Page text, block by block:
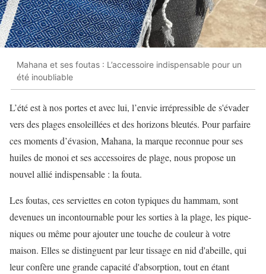
Mahana et ses foutas : L’accessoire indispensable pour un
été inoubliable
L’été est à nos portes et avec lui, l’envie irrépressible de s'évader
vers des plages ensoleillées et des horizons bleutés. Pour parfaire
ces moments d’évasion, Mahana, la marque reconnue pour ses
huiles de monoi et ses accessoires de plage, nous propose un
nouvel allié indispensable : la fouta.
Les foutas, ces serviettes en coton typiques du hammam, sont
devenues un incontournable pour les sorties à la plage, les pique-
niques ou même pour ajouter une touche de couleur à votre
maison. Elles se distinguent par leur tissage en nid d'abeille, qui
leur confère une grande capacité d'absorption, tout en étant